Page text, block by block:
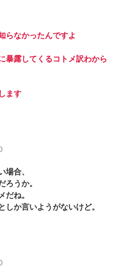
らなかったんですよ
暴露してくるコトメ訳わから
ます
場合、
ろうか。
だね。
しか言いようがないけど。